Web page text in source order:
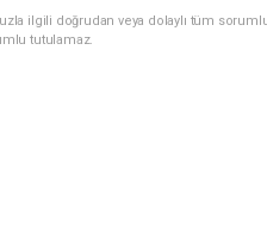
ilgili doğrudan veya dolaylı tüm
tutulamaz.